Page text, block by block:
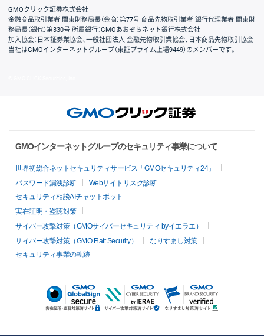
GMOクリック証券株式会社
金融商品取引業者 関東財務局長（金商）第77号 商品先物取引業者 銀行代理業者 関東財
務局長（銀代）第330号 所属銀行：GMOあおぞらネット銀行株式会社
加入協会：日本証券業協会、一般社団法人 金融先物取引業協会、日本商品先物取引協会
当社はGMOインターネットグループ（東証プライム上場9449）のメンバーです。
GMOインターネットグループのセキュリティ事業について
世界初総合ネットセキュリティサービス「GMOセキュリティ24」
パスワード漏洩診断
Webサイトリスク診断
セキュリティ相談AIチャットボット
実在証明・盗聴対策
サイバー攻撃対策（GMOサイバーセキュリティ byイエラエ）
サイバー攻撃対策（GMO Flatt Security）
なりすまし対策
セキュリティ事業の軌跡